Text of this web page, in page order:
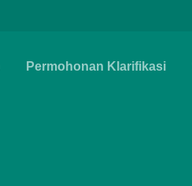
Permohonan Klarifikasi